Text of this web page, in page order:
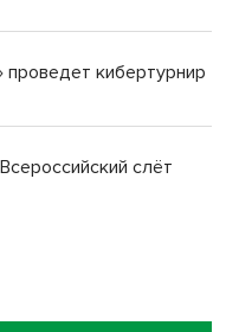
проведет кибертурнир
слёт